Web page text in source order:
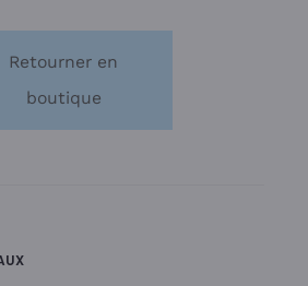
Retourner en
boutique